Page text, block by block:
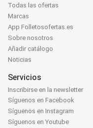
Todas las ofertas
Marcas
App Folletosofertas.es
Sobre nosotros
Añadir catálogo
Noticias
Servicios
Inscribirse en la newsletter
Síguenos en Facebook
Síguenos en Instagram
Síguenos en Youtube